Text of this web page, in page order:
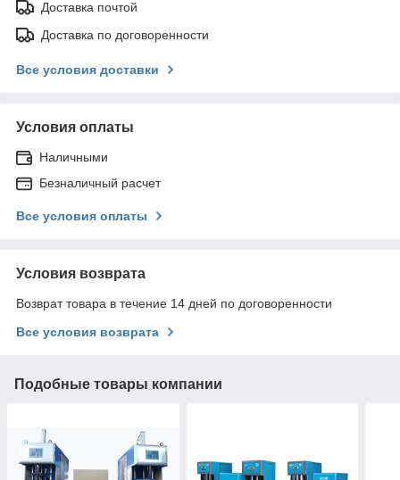
Доставка почтой
Доставка по договоренности
Все условия доставки
Условия оплаты
Наличными
Безналичный расчет
Все условия оплаты
Условия возврата
Возврат товара в течение 14 дней по договоренности
Все условия возврата
Подобные товары компании